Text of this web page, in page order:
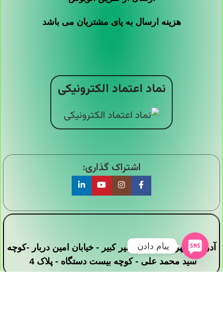
هزینه ارسال به پای مشتریان می باشد
نماد اعتماد الکترونیکی
اشتراک گذاری:
آدرس : تهران - خیابان امیر کبیر - خیابان امین دربار -کوچه
سید محمد علی - کوچه بیست دستگاه - پلاک 4
پیام دادن